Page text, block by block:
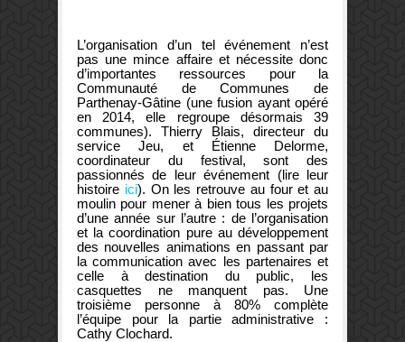
L’organisation d’un tel événement n’est
pas une mince affaire et nécessite donc
d’importantes ressources pour la
Communauté de Communes de
Parthenay-Gâtine (une fusion ayant opéré
en 2014, elle regroupe désormais 39
communes). Thierry Blais, directeur du
service Jeu, et Étienne Delorme,
coordinateur du festival, sont des
passionnés de leur événement (lire leur
histoire ici). On les retrouve au four et au
moulin pour mener à bien tous les projets
d’une année sur l’autre : de l’organisation
et la coordination pure au développement
des nouvelles animations en passant par
la communication avec les partenaires et
celle à destination du public, les
casquettes ne manquent pas. Une
troisième personne à 80% complète
l’équipe pour la partie administrative :
Cathy Clochard.